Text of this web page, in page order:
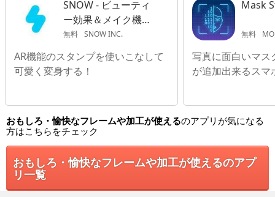
SNOW - ビューティ
ー効果＆メイク機能
付き自撮りカメラ
無料 SNOW INC.
AR機能のスタンプを使いこなして
可愛く変身する！
Mask
無料
写真に面白いマス
が追加出来るスマ
おもしろ・愉快なフレームや加工が使えるのアプリが気になる
方はこちらをチェック
おもしろ・愉快なフレームや加工が使えるのアプ
リ一覧